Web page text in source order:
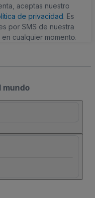
aceptas nuestro
de privacidad. Es
por SMS de nuestra
cualquier momento.
mundo